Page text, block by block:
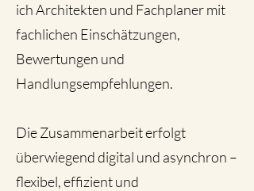
ich Architekten und Fachplaner mit
fachlichen Einschätzungen,
Bewertungen und
Handlungsempfehlungen.
Die Zusammenarbeit erfolgt
überwiegend digital und asynchron –
flexibel, effizient und